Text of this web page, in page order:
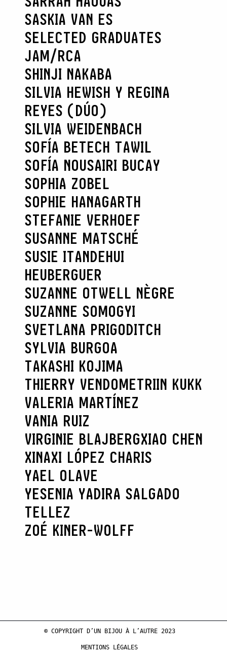
SASKIA VAN ES
SELECTED GRADUATES
JAM/RCA
SHINJI NAKABA
SILVIA HEWISH Y REGINA
REYES (DÚO)
SILVIA WEIDENBACH
SOFÍA BETECH TAWIL
SOFÍA NOUSAIRI BUCAY
SOPHIA ZOBEL
SOPHIE HANAGARTH
STEFANIE VERHOEF
SUSANNE MATSCHÉ
SUSIE ITANDEHUI
HEUBERGUER
SUZANNE OTWELL NÈGRE
SUZANNE SOMOGYI
SVETLANA PRIGODITCH
SYLVIA BURGOA
TAKASHI KOJIMA
THIERRY VENDOMETRIIN KUKK
VALERIA MARTÍNEZ
VANIA RUIZ
VIRGINIE BLAJBERGXIAO CHEN
XINAXI LÓPEZ CHARIS
YAEL OLAVE
YESENIA YADIRA SALGADO
TELLEZ
ZOÉ KINER-WOLFF
© COPYRIGHT D’UN BIJOU À L’AUTRE 2023
MENTIONS LÉGALES